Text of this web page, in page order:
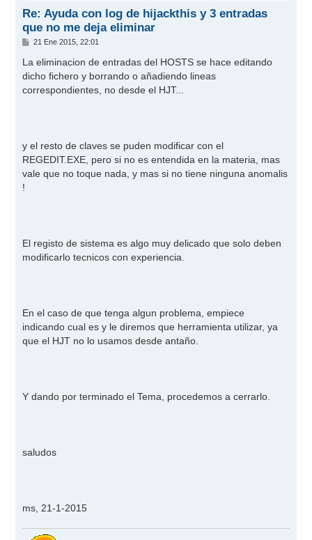
Re: Ayuda con log de hijackthis y 3 entradas
que no me deja eliminar
M
n
s
a
e
21 Ene 2015, 22:01
La eliminacion de entradas del HOSTS se hace editando
dicho fichero y borrando o añadiendo lineas
correspondientes, no desde el HJT...
y el resto de claves se puden modificar con el
REGEDIT.EXE, pero si no es entendida en la materia, mas
vale que no toque nada, y mas si no tiene ninguna anomalis
!
El registo de sistema es algo muy delicado que solo deben
modificarlo tecnicos con experiencia.
En el caso de que tenga algun problema, empiece
indicando cual es y le diremos que herramienta utilizar, ya
que el HJT no lo usamos desde antaño.
Y dando por terminado el Tema, procedemos a cerrarlo.
saludos
ms, 21-1-2015